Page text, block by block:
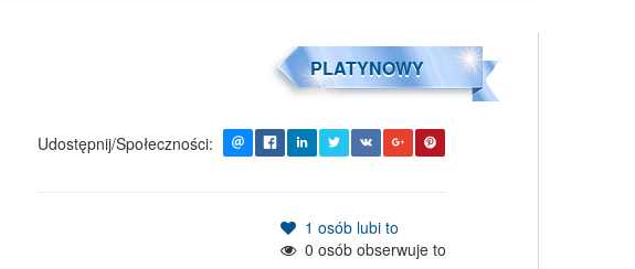
PLATYNOWY
Udostępnij/Społeczności:
1 osób lubi to
0 osób obserwuje to